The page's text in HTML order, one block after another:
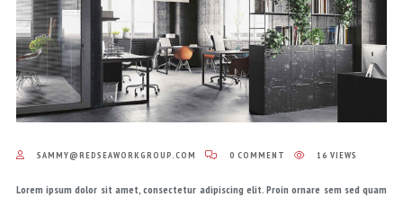
SAMMY@REDSEAWORKGROUP.COM 0 COMMENT 16 VIEWS
Lorem ipsum dolor sit amet, consectetur adipiscing elit. Proin ornare sem sed quam